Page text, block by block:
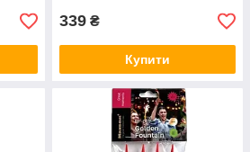
339 ₴
Купити